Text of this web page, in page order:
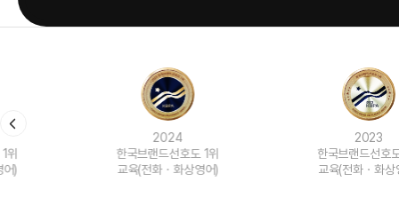
한국브랜드선호도 1위
교육(전화ㆍ화상영어)
한국브랜드선호도 1위
교육(전화ㆍ화상영어)